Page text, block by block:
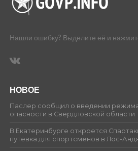
Нашли ошибку? Выделите её и
НОВОЕ
Паслер сообщил о введении
опасности в Свердловской области
В Екатеринбурге откроется
путёвка для спортсменов в Лос-